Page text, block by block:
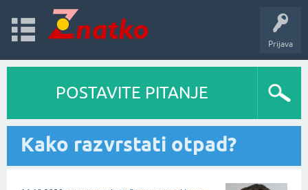
Prijava
POSTAVITE PITANJE
Kako razvrstati otpad?